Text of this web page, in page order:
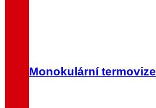
Monokulární termovize